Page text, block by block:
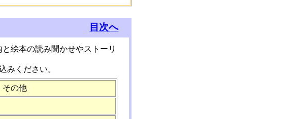
目次へ
絵本の読み聞かせやストーリ
みください。
その他